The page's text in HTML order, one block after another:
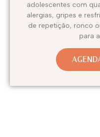
adolescentes com
alergias, gripes e
de repetição, ronco
para